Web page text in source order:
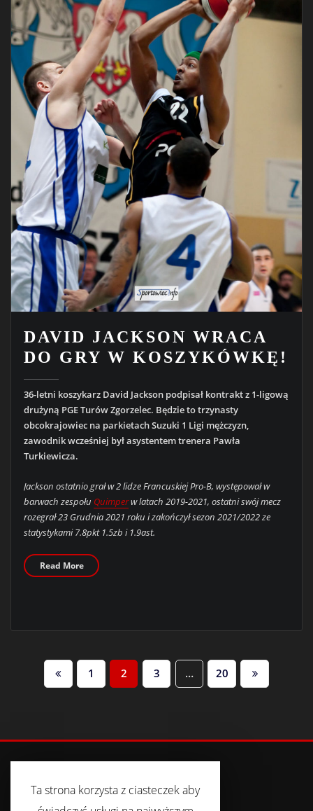
DAVID JACKSON WRACA
DO GRY W KOSZYKÓWKĘ!
36-letni koszykarz David Jackson podpisał kontrakt z 1-ligową
drużyną PGE Turów Zgorzelec. Będzie to trzynasty
obcokrajowiec na parkietach Suzuki 1 Ligi mężczyzn,
zawodnik wcześniej był asystentem trenera Pawła
Turkiewicza.
Jackson ostatnio grał w 2 lidze Francuskiej Pro-B, występował w
barwach zespołu Quimperw latach 2019-2021, ostatni swój mecz
rozegrał 23 Grudnia 2021 roku i zakończył sezon 2021/2022 ze
statystykami 7.8pkt 1.5zb i 1.9ast.
Read More
NAWIGACJA
WPISACH
1 2 3 … 20
FACEBOOK
Ta strona korzysta z ciasteczek aby